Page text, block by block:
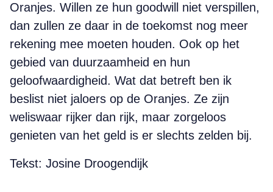
Oranjes. Willen ze hun goodwill niet verspillen,
dan zullen ze daar in de toekomst nog meer
rekening mee moeten houden. Ook op het
gebied van duurzaamheid en hun
geloofwaardigheid. Wat dat betreft ben ik
beslist niet jaloers op de Oranjes. Ze zijn
weliswaar rijker dan rijk, maar zorgeloos
genieten van het geld is er slechts zelden bij.
Tekst: Josine Droogendijk